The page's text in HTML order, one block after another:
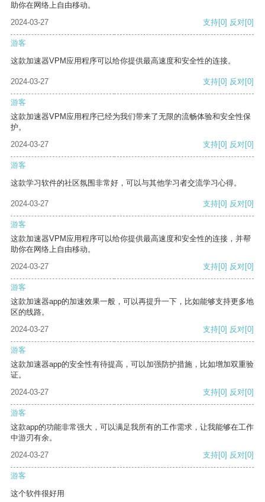
助你在网络上自由移动。
2024-03-27
支持[0] 反对[0]
游客
这款加速器VPM应用程序可以给你提供最高速度和安全性的连接。
2024-03-27 支持[0] 反对[0]
游客
这款加速器VPM应用程序已经为我们带来了无限的流畅体验和安全性保
护。
2024-03-27
支持[0] 反对[0]
游客
这款学习软件的社区氛围非常好，可以与其他学习者交流学习心得。
2024-03-27 支持[0] 反对[0]
游客
这款加速器VPM应用程序可以给你提供最高速度和安全性的连接，并帮
助你在网络上自由移动。
2024-03-27
支持[0] 反对[0]
游客
这款加速器app的加速效果一般，可以再提升一下，比如能够支持更多地
区的线路。
2024-03-27
支持[0] 反对[0]
游客
这款加速器app的安全性有待提高，可以加强防护措施，比如增加双重验
证。
2024-03-27
支持[0] 反对[0]
游客
这款app的功能非常强大，可以满足我所有的工作需求，让我能够在工作
中游刃有余。
2024-03-27
支持[0] 反对[0]
游客
这个软件很好用